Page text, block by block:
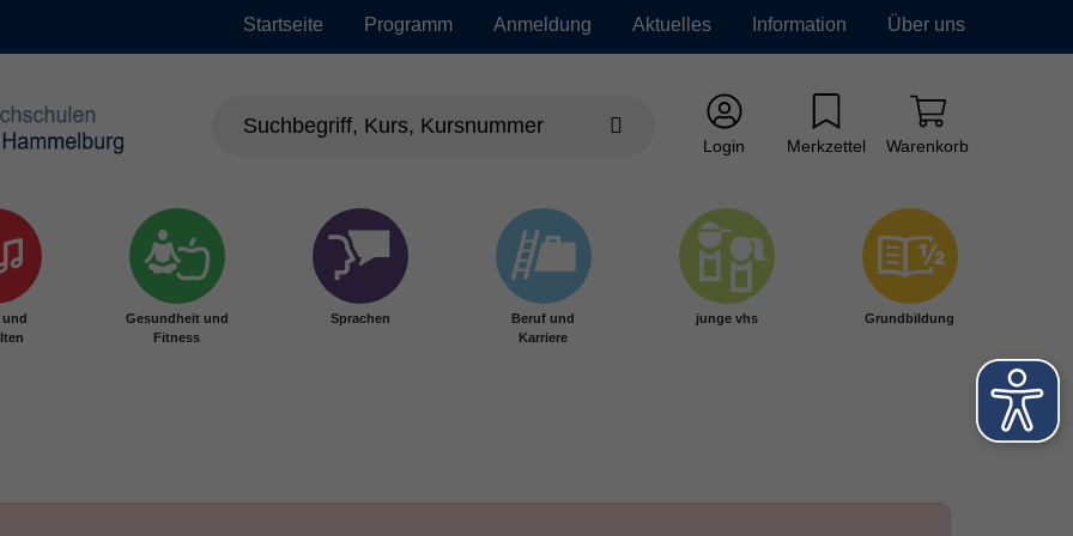
Startseite Programm Anmeldung Aktuelles Information Über uns
Login Merkzettel Warenkorb
Gesundheit und
Fitness
Sprachen
Beruf und
Karriere
junge vhs Grundbildung